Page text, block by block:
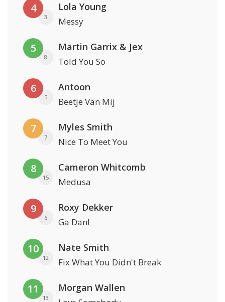
4
3
Lola Young
Messy
5
8
Martin Garrix & Jex
Told You So
6
5
Antoon
Beetje Van Mij
7
7
Myles Smith
Nice To Meet You
8
15
Cameron Whitcomb
Medusa
9
6
Roxy Dekker
Ga Dan!
10
12
Nate Smith
Fix What You Didn't Break
11
13
Morgan Wallen